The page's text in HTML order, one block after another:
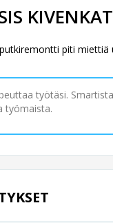
piti
työtäsi.
työmaista.